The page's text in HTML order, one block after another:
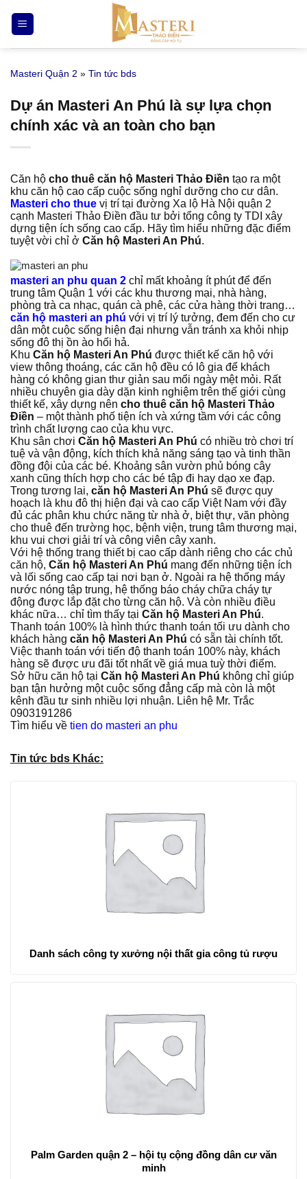
qua
nội
Masteri Quận 2 » Tin tức bds
Dự án Masteri An Phú là sự lựa chọn
chính xác và an toàn cho bạn
Căn hộ cho thuê căn hộ Masteri Thảo Điền tạo ra một
khu căn hộ cao cấp cuộc sống nghỉ dưỡng cho cư dân.
Masteri cho thue vị trí tại đường Xa lộ Hà Nội quận 2
cạnh Masteri Thảo Điền đầu tư bởi tổng công ty TDI xây
dựng tiện ích sống cao cấp. Hãy tìm hiểu những đặc điểm
tuyệt vời chỉ ở Căn hộ Masteri An Phú.
masteri an phu quan 2 chỉ mất khoảng ít phút để đến
trung tâm Quận 1 với các khu thương mại, nhà hàng,
phòng trà ca nhạc, quán cà phê, các cửa hàng thời trang…
căn hộ masteri an phú với vị trí lý tưởng, đem đến cho cư
dân một cuộc sống hiện đại nhưng vẫn tránh xa khỏi nhịp
sống đô thị ồn ào hối hả.
Khu Căn hộ Masteri An Phú được thiết kế căn hộ với
view thông thoáng, các căn hộ đều có lô gia để khách
hàng có không gian thư giản sau mổi ngày mệt mỏi. Rất
nhiều chuyên gia dày dặn kinh nghiệm trên thế giới cùng
thiết kế, xây dựng nên cho thuê căn hộ Masteri Thảo
Điền – một thành phố tiện ích và xứng tầm với các công
trình chất lượng cao của khu vực.
Khu sân chơi Căn hộ Masteri An Phú có nhiều trò chơi trí
tuệ và vận động, kích thích khả năng sáng tạo và tinh thần
đồng đội của các bé. Khoảng sân vườn phủ bóng cây
xanh cũng thích hợp cho các bé tập đi hay dạo xe đạp.
Trong tương lai, căn hộ Masteri An Phú sẽ được quy
hoạch là khu đô thị hiện đại và cao cấp Việt Nam với đầy
đủ các phân khu chức năng từ nhà ở, biệt thự, văn phòng
cho thuê đến trường học, bệnh viện, trung tâm thương mại,
khu vui chơi giải trí và công viên cây xanh.
Với hệ thống trang thiết bị cao cấp dành riêng cho các chủ
căn hộ, Căn hộ Masteri An Phú mang đến những tiện ích
và lối sống cao cấp tại nơi bạn ở. Ngoài ra hệ thống máy
nước nóng tập trung, hệ thống báo cháy chữa cháy tự
động được lắp đặt cho từng căn hộ. Và còn nhiều điều
khác nữa… chỉ tìm thấy tại Căn hộ Masteri An Phú.
Thanh toán 100% là hình thức thanh toán tối ưu dành cho
khách hàng căn hộ Masteri An Phú có sẵn tài chính tốt.
Việc thanh toán với tiến độ thanh toán 100% này, khách
hàng sẽ được ưu đãi tốt nhất về giá mua tuỳ thời điểm.
Sở hữu căn hộ tại Căn hộ Masteri An Phú không chỉ giúp
bạn tận hưởng một cuộc sống đẳng cấp mà còn là một
kênh đầu tư sinh nhiều lợi nhuận. Liên hệ Mr. Trắc
0903191286
Tìm hiểu về tien do masteri an phu
Tin tức bds Khác:
Danh sách công ty xưởng nội thất gia công tủ rượu
Palm Garden quận 2 – hội tụ cộng đồng dân cư văn
minh